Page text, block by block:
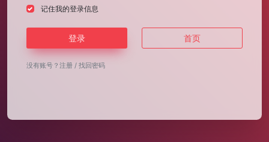
记住我的登录信息
登录 首页
没有账号？ 注册 / 找回密码